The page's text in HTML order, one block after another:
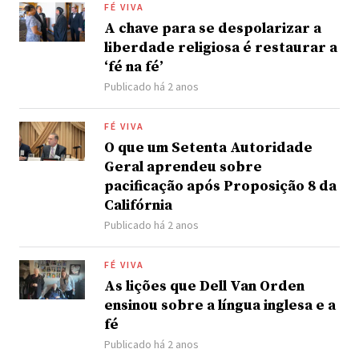
FÉ VIVA
A chave para se despolarizar a
liberdade religiosa é restaurar a
‘fé na fé’
Publicado há 2 anos
FÉ VIVA
O que um Setenta Autoridade
Geral aprendeu sobre
pacificação após Proposição 8 da
Califórnia
Publicado há 2 anos
FÉ VIVA
As lições que Dell Van Orden
ensinou sobre a língua inglesa e a
fé
Publicado há 2 anos